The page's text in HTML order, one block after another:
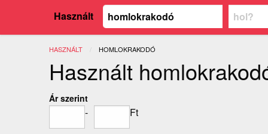
Használt
HASZNÁLT JELENLEGI:
HOMLOKRAKODÓ
Használt
Ár szerint
- Ft